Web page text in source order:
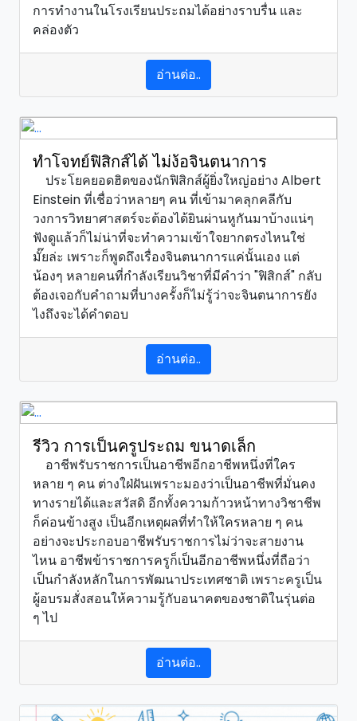
การทำงานในโรงเรียนประถมได้อย่างราบรื่น และ
คล่องตัว
อ่านต่อ..
ทำโจทย์ฟิสิกส์ได้ ไม่ง้อจินตนาการ
ประโยคยอดฮิตของนักฟิสิกส์ผู้ยิ่งใหญ่อย่าง Albert
Einstein ที่เชื่อว่าหลายๆ คน ที่เข้ามาคลุกคลีกับ
วงการวิทยาศาสตร์จะต้องได้ยินผ่านหูกันมาบ้างแน่ๆ
ฟังดูแล้วก็ไม่น่าที่จะทำความเข้าใจยากตรงไหนใช่
มั๊ยล่ะ เพราะก็พูดถึงเรื่องจินตนาการแค่นั้นเอง เเต่
น้องๆ หลายคนที่กำลังเรียนวิชาที่มีคำว่า "ฟิสิกส์" กลับ
ต้องเจอกับคำถามที่บางครั้งก็ไม่รู้ว่าจะจินตนาการยัง
ไงถึงจะได้คำตอบ
อ่านต่อ..
รีวิว การเป็นครูประถม ขนาดเล็ก
อาชีพรับราชการเป็นอาชีพอีกอาชีพหนึ่งที่ใคร
หลาย ๆ คน ต่างใฝ่ฝันเพราะมองว่าเป็นอาชีพที่มั่นคง
ทางรายได้และสวัสดิ อีกทั้งความก้าวหน้าทางวิชาชีพ
ก็ค่อนข้างสูง เป็นอีกเหตุผลที่ทำให้ใครหลาย ๆ คน
อย่างจะประกอบอาชีพรับราชการไม่ว่าจะสายงาน
ไหน อาชีพข้าราชการครูก็เป็นอีกอาชีพหนึ่งที่ถือว่า
เป็นกำลังหลักในการพัฒนาประเทศชาติ เพราะครูเป็น
ผู้อบรมสั่งสอนให้ความรู้กับอนาคตของชาติในรุ่นต่อ
ๆ ไป
อ่านต่อ..